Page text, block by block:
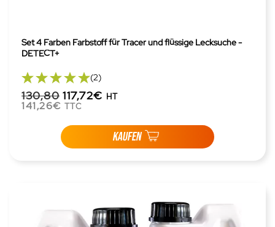
Set 4 Farben Farbstoff für Tracer und flüssige Lecksuche -
DETECT+
(2)
130,80 117,72€ HT
141,26€ TTC
KAUFEN